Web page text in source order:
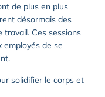
de plus en plus
désormais des
travail. Ces sessions
de se
solidifier le corps et